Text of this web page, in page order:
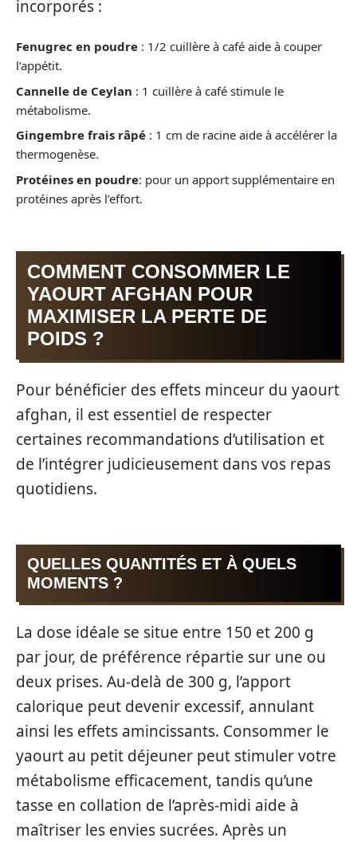
incorporés :
Fenugrec en poudre : 1/2 cuillère à café aide à couper
l’appétit.
Cannelle de Ceylan : 1 cuillère à café stimule le
métabolisme.
Gingembre frais râpé : 1 cm de racine aide à accélérer la
thermogenèse.
Protéines en poudre: pour un apport supplémentaire en
protéines après l’effort.
COMMENT CONSOMMER LE
YAOURT AFGHAN POUR
MAXIMISER LA PERTE DE
POIDS ?
Pour bénéficier des effets minceur du yaourt
afghan, il est essentiel de respecter
certaines recommandations d’utilisation et
de l’intégrer judicieusement dans vos repas
quotidiens.
QUELLES QUANTITÉS ET À QUELS
MOMENTS ?
La dose idéale se situe entre 150 et 200 g
par jour, de préférence répartie sur une ou
deux prises. Au-delà de 300 g, l’apport
calorique peut devenir excessif, annulant
ainsi les effets amincissants. Consommer le
yaourt au petit déjeuner peut stimuler votre
métabolisme efficacement, tandis qu’une
tasse en collation de l’après-midi aide à
maîtriser les envies sucrées. Après un